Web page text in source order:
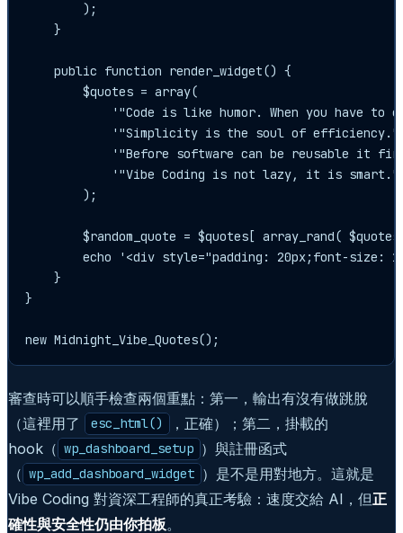
        );
    }
    public function render_widget() {
        $quotes = array(
'"Code is like humor. When you have to
'"Simplicity is the soul of
'"Before software can be reusable it
'"Vibe Coding is not lazy, it is
        );
$random_quote = $quotes[ array_rand( $quotes
echo '<div style="padding: 20px;font-size:
    }
}
new Midnight_Vibe_Quotes();
審查時可以順手檢查兩個重點：第一，輸出有沒有做跳脫
（這裡用了
esc_html()
，正確）；第二，掛載的
hook（ wp_dashboard_setup ）與註冊函式
（ wp_add_dashboard_widget ）是不是用對地方。這就是
Vibe Coding 對資深工程師的真正考驗：速度交給 AI，但正
確性與安全性仍由你拍板。